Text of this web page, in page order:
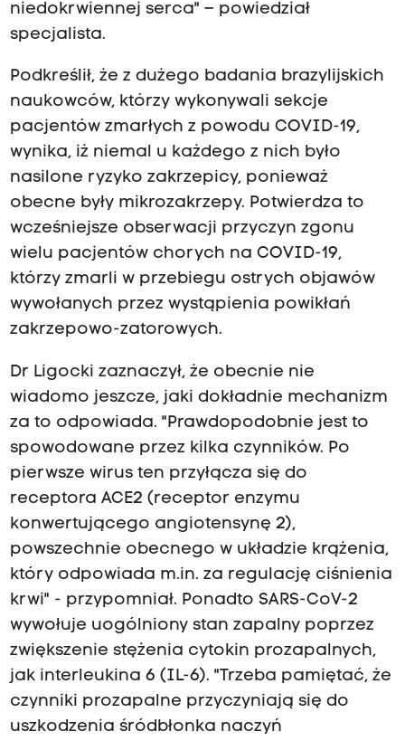
niedokrwiennej serca" – powiedział
specjalista.
Podkreślił, że z dużego badania brazylijskich
naukowców, którzy wykonywali sekcje
pacjentów zmarłych z powodu COVID-19,
wynika, iż niemal u każdego z nich było
nasilone ryzyko zakrzepicy, ponieważ
obecne były mikrozakrzepy. Potwierdza to
wcześniejsze obserwacji przyczyn zgonu
wielu pacjentów chorych na COVID-19,
którzy zmarli w przebiegu ostrych objawów
wywołanych przez wystąpienia powikłań
zakrzepowo-zatorowych.
Dr Ligocki zaznaczył, że obecnie nie
wiadomo jeszcze, jaki dokładnie mechanizm
za to odpowiada. "Prawdopodobnie jest to
spowodowane przez kilka czynników. Po
pierwsze wirus ten przyłącza się do
receptora ACE2 (receptor enzymu
konwertującego angiotensynę 2),
powszechnie obecnego w układzie krążenia,
który odpowiada m.in. za regulację ciśnienia
krwi" - przypomniał. Ponadto SARS-CoV-2
wywołuje uogólniony stan zapalny poprzez
zwiększenie stężenia cytokin prozapalnych,
jak interleukina 6 (IL-6). "Trzeba pamiętać, że
czynniki prozapalne przyczyniają się do
uszkodzenia śródbłonka naczyń